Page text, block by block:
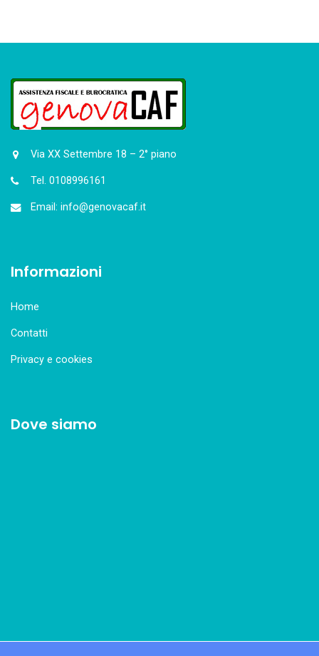
Via XX Settembre 18 – 2° piano
Tel. 0108996161
Email: info@genovacaf.it
Informazioni
Home
Contatti
Privacy e cookies
Dove siamo